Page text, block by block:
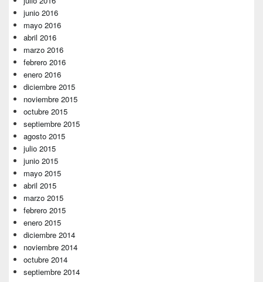
junio 2016
mayo 2016
abril 2016
marzo 2016
febrero 2016
enero 2016
diciembre 2015
noviembre 2015
octubre 2015
septiembre 2015
agosto 2015
julio 2015
junio 2015
mayo 2015
abril 2015
marzo 2015
febrero 2015
enero 2015
diciembre 2014
noviembre 2014
octubre 2014
septiembre 2014